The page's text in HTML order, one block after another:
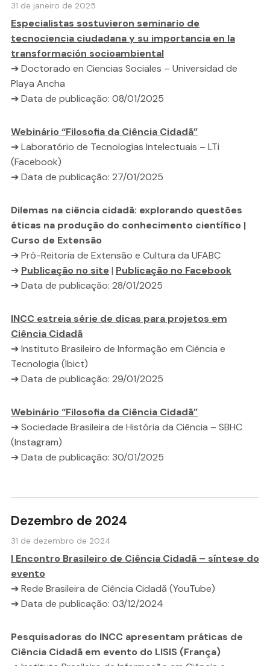
31 de janeiro de 2025
Especialistas sostuvieron seminario de
tecnociencia ciudadana y su importancia en la
transformación socioambiental
➔ Doctorado en Ciencias Sociales – Universidad de
Playa Ancha
➔ Data de publicação: 08/01/2025
Webinário “Filosofia da Ciência Cidadã”
➔ Laboratório de Tecnologias Intelectuais – LTi
(Facebook)
➔ Data de publicação: 27/01/2025
Dilemas na ciência cidadã: explorando questões
éticas na produção do conhecimento científico |
Curso de Extensão
➔ Pró-Reitoria de Extensão e Cultura da UFABC
➔ Publicação no site| Publicação no Facebook
➔ Data de publicação: 28/01/2025
INCC estreia série de dicas para projetos em
Ciência Cidadã
➔ Instituto Brasileiro de Informação em Ciência e
Tecnologia (Ibict)
➔ Data de publicação: 29/01/2025
Webinário “Filosofia da Ciência Cidadã”
➔ Sociedade Brasileira de História da Ciência – SBHC
(Instagram)
➔ Data de publicação: 30/01/2025
Dezembro de 2024
31 de dezembro de 2024
I Encontro Brasileiro de Ciência Cidadã – síntese do
evento
➔ Rede Brasileira de Ciência Cidadã (YouTube)
➔ Data de publicação: 03/12/2024
Pesquisadoras do INCC apresentam práticas de
Ciência Cidadã em evento do LISIS (França)